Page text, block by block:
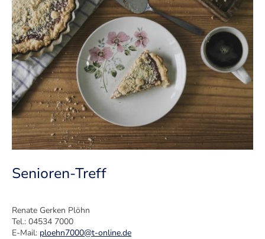
Senioren-Treff
Renate Gerken Plöhn
Tel.: 04534 7000
E-Mail: ploehn7000@t-online.de